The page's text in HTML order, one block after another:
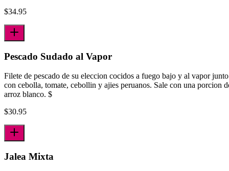
$34.95
Pescado Sudado al Vapor
Filete de pescado de su eleccion cocidos a fuego bajo y al vapor junto
con cebolla, tomate, cebollin y ajies peruanos. Sale con una porcion
arroz blanco. $
$30.95
Jalea Mixta